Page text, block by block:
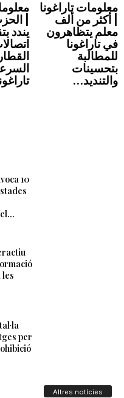
|
يندد
معلومات تاراغونا
| أكثر من ألف
معلم يتظاهرون
في تاراغونا
للمطالبة
بتحسينات
والتنديد...
Altres notícies